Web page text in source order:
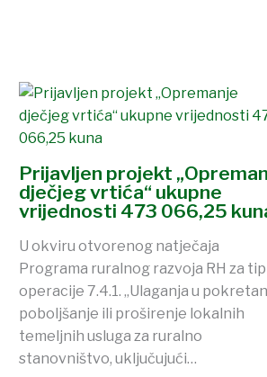
Prijavljen projekt
dječjeg vrtića“ ukupne
vrijednosti 473 066,25
U okviru otvorenog natječaja
Programa ruralnog razvoja RH za tip
operacije 7.4.1. „Ulaganja u
poboljšanje ili proširenje lokalnih
temeljnih usluga za ruralno
stanovništvo, uključujući…